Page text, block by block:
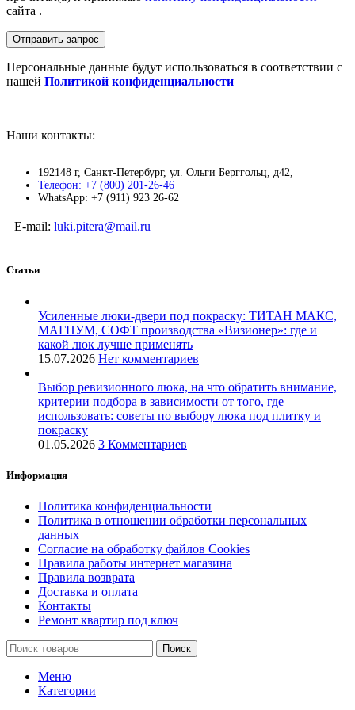
сайта .
Персональные данные будут использоваться в соответствии с
нашей Политикой конфиденциальности
Наши контакты:
192148 г, Санкт-Петербург, ул. Ольги Берггольц, д42,
Телефон: +7 (800) 201-26-46
WhatsApp: +7 (911) 923 26-62
E-mail: luki.pitera@mail.ru
Статьи
Усиленные люки-двери под покраску: ТИТАН МАКС,
МАГНУМ, СОФТ производства «Визионер»: где и
какой люк лучше применять
15.07.2026 Нет комментариев
Выбор ревизионного люка, на что обратить внимание,
критерии подбора в зависимости от того, где
использовать: советы по выбору люка под плитку и
покраску
01.05.2026 3 Комментариев
Информация
Политика конфиденциальности
Политика в отношении обработки персональных
данных
Согласие на обработку файлов Cookies
Правила работы интернет магазина
Правила возврата
Доставка и оплата
Контакты
Ремонт квартир под ключ
Поиск
Меню
Категории